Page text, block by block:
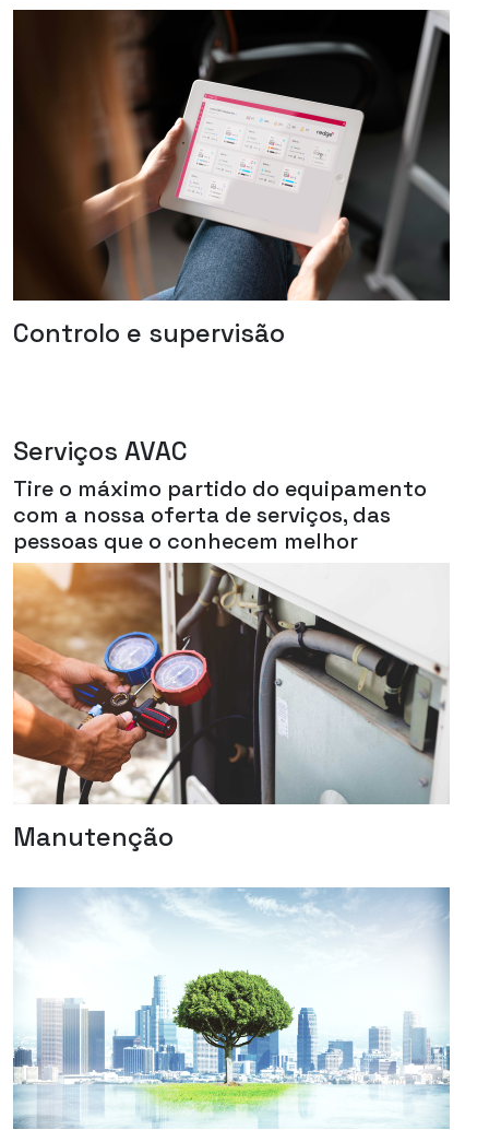
Controlo e supervisão
Serviços AVAC
Tire o máximo partido do equipamento
com a nossa oferta de serviços, das
pessoas que o conhecem melhor
Manutenção